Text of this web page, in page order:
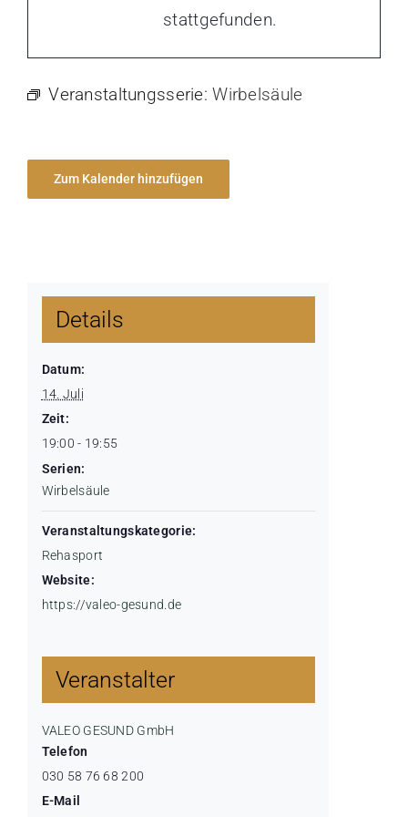
stattgefunden.
Veranstaltungsserie:Wirbelsäule
Zum Kalender hinzufügen
Details
Datum:
14. Juli
Zeit:
19:00 - 19:55
Serien:
Wirbelsäule
Veranstaltungskategorie:
Rehasport
Website:
https://valeo-gesund.de
Veranstalter
VALEO GESUND GmbH
Telefon
030 58 76 68 200
E-Mail